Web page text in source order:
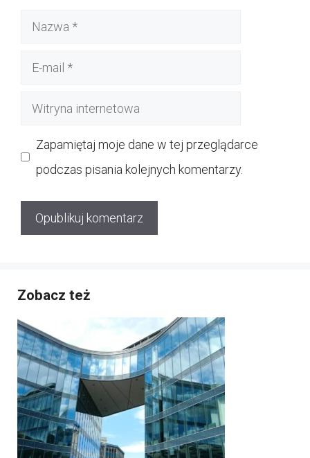
Nazwa
Witryna
Zapamiętaj moje dane w tej przeglądarce
podczas pisania kolejnych komentarzy.
Zobacz też